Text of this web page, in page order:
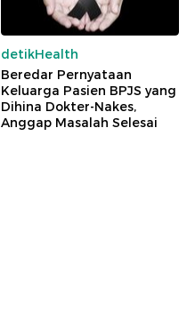
detikHealth
Beredar Pernyataan
Keluarga Pasien BPJS yang
Dihina Dokter-Nakes,
Anggap Masalah Selesai